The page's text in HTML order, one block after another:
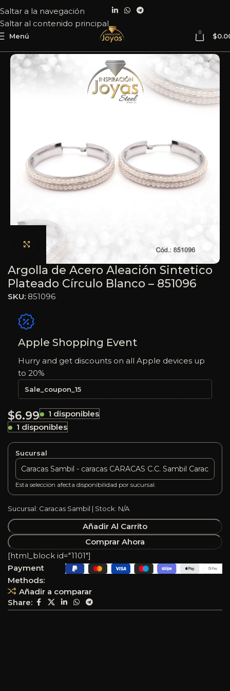
Saltar a la navegación
Saltar al contenido principal
Menú 0 $
Haga clic para ampliar
Argolla de Acero Aleación Sintetico
Plateado Círculo Blanco – 851096
SKU: 851096
Apple Shopping Event
Hurry and get discounts on all Apple devices up
to 20%
Sale_coupon_15
$6.99
1 disponibles
1 disponibles
Sucursal
Esta seleccion afecta disponibilidad por sucursal.
Sucursal: Caracas Sambil | Stock: N/A
Añadir Al Carrito
Comprar Ahora
Añadir a comparar
Share:
[html_block id="1101"]
Payment
Methods: